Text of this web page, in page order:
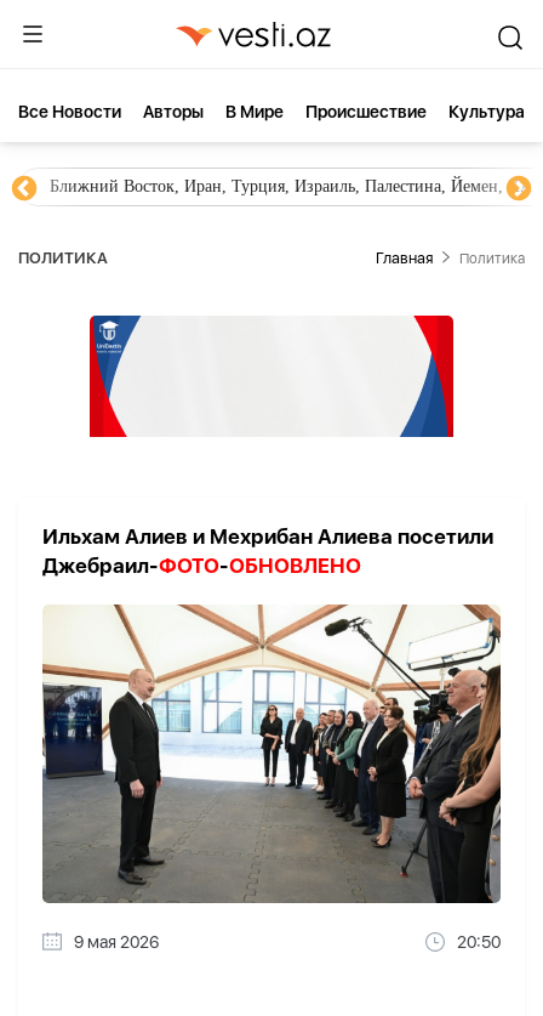
Все Новости Aвторы В Мире Происшествие Культура
Ближний Восток, Иран, Турция, Израиль, Палестина, Йемен,
ПОЛИТИКА Главная Политика
Ильхам Алиев и Мехрибан Алиева посетили
Джебраил-ФОТО-ОБНОВЛЕНО
9 мая 2026 20:50